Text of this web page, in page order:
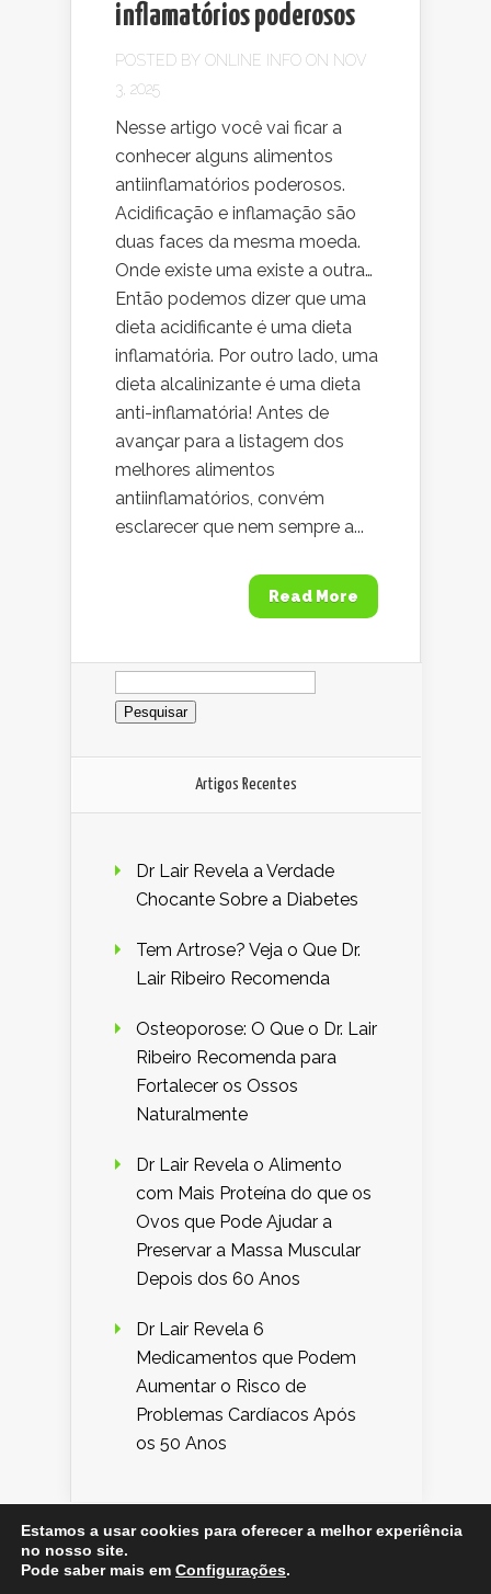
inflamatórios poderosos
POSTED BY ONLINE INFO ON NOV
3, 2025
Nesse artigo você vai ficar a
conhecer alguns alimentos
antiinflamatórios poderosos.
Acidificação e inflamação são
duas faces da mesma moeda.
Onde existe uma existe a outra…
Então podemos dizer que uma
dieta acidificante é uma dieta
inflamatória. Por outro lado, uma
dieta alcalinizante é uma dieta
anti-inflamatória! Antes de
avançar para a listagem dos
melhores alimentos
antiinflamatórios, convém
esclarecer que nem sempre a...
Read More
Pesquisar
por:
Artigos Recentes
Dr Lair Revela a Verdade
Chocante Sobre a Diabetes
Tem Artrose? Veja o Que Dr.
Lair Ribeiro Recomenda
Osteoporose: O Que o Dr. Lair
Ribeiro Recomenda para
Fortalecer os Ossos
Naturalmente
Dr Lair Revela o Alimento
com Mais Proteína do que os
Ovos que Pode Ajudar a
Preservar a Massa Muscular
Depois dos 60 Anos
Dr Lair Revela 6
Medicamentos que Podem
Aumentar o Risco de
Problemas Cardíacos Após
os 50 Anos
Designed by
Estamos a usar cookies para oferecer a melhor experiência
no nosso site.
Pode saber mais em Configurações.